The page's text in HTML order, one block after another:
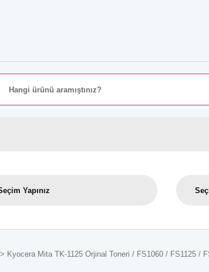
Kyocera Mita TK-1125 Orjinal Toneri / FS1060 / FS1125 /